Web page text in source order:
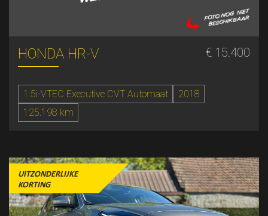
HONDA HR-V € 15.400
1.5i-VTEC Executive CVT Automaat
2018
125.198 km
UITZONDERLIJKE
KORTING